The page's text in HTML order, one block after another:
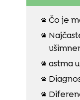
 Čo je

 astma

